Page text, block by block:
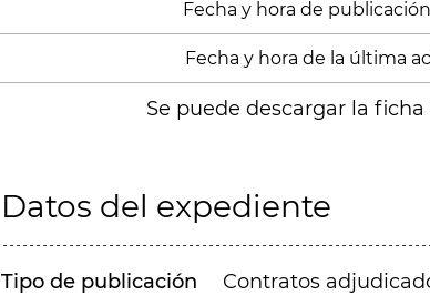
Fecha y hora de publicación
Fecha y hora de la última
Se puede descargar la
Datos del expediente
Tipo de publicación Contratos